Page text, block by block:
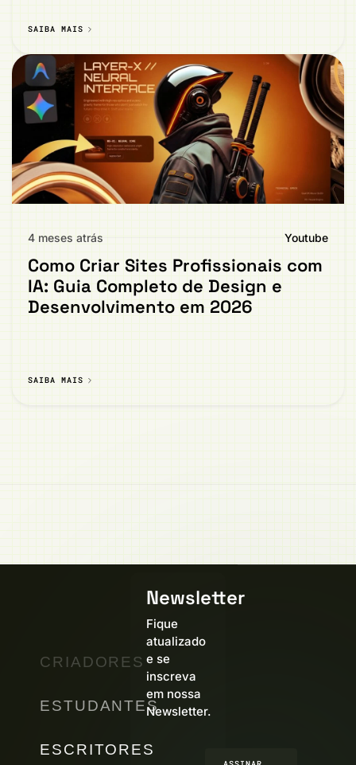
SAIBA MAIS
4 meses atrás Youtube
Como Criar Sites Profissionais com
IA: Guia Completo de Design e
Desenvolvimento em 2026
SAIBA MAIS
CRIADORES
ESTUDANTES
ESCRITORES
Newsletter
Fique
atualizado
e se
inscreva
em nossa
Newsletter.